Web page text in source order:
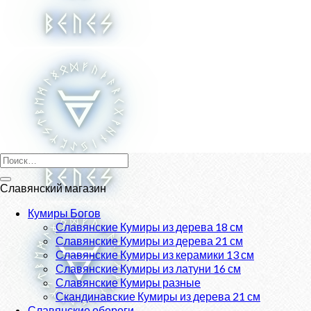
Искать:
Славянский магазин
Кумиры Богов
Славянские Кумиры из дерева 18 см
Славянские Кумиры из дерева 21 см
Славянские Кумиры из керамики 13 см
Славянские Кумиры из латуни 16 см
Славянские Кумиры разные
Скандинавские Кумиры из дерева 21 см